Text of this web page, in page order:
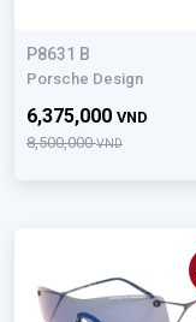
P8631 B
Porsche Design
8,500,000VND
6,375,000 VND